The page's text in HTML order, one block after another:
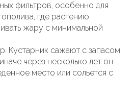
фильтров, особенно для
где растению
жару с минимальной
Кустарник сажают с запасом
через несколько лет он
место или сольется с